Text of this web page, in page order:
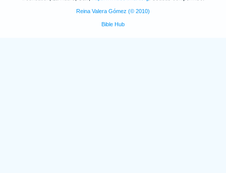
Reina Valera Gómez (© 2010)
Bible Hub